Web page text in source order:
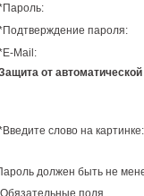
Пароль:
Подтверждение пароля:
E-Mail:
от автоматической
Введите слово на картинке:
должен быть не
Обязательные поля